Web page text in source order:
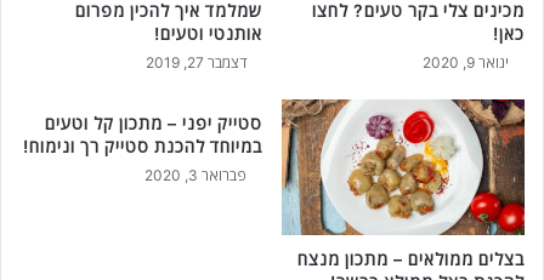
ת
מ
ו
ל
!
-
כ
נ
ס
ו
!
מכינים צלי בקר טעים? לחצו
כאן!
ינואר 9, 2020
שמלמד איך להכין מפרום
אותנטי וטעים!
דצמבר 27, 2019
בצלים ממולאים – מתכון מנצח
סטייק יפני – מתכון קל וטעים
במיוחד להכנת סטייק רך ונימוח!
פברואר 3, 2020